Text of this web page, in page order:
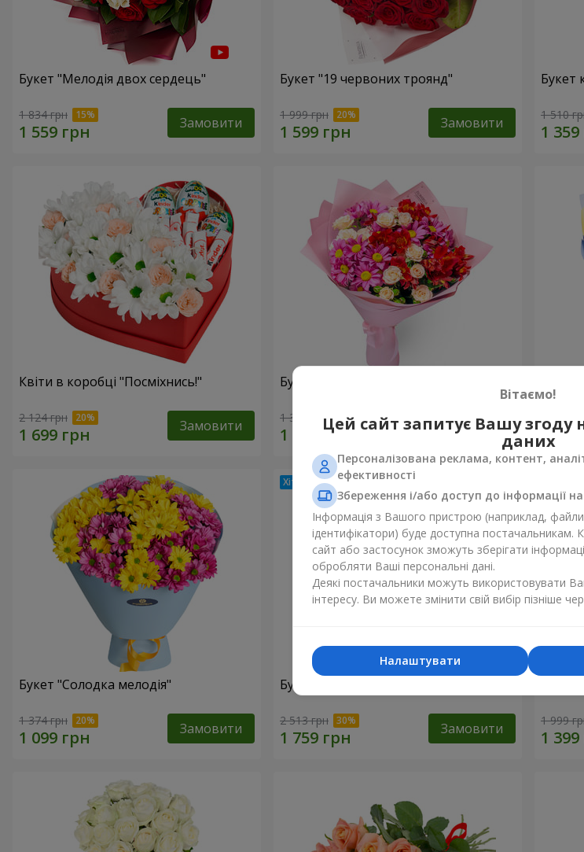
Букет "Мелодія двох сердець"
1 834 грн Замовити
Букет "19 червоних троянд"
1 999 грн Замовити
Букет
1 510
Квіти в коробці "Посміхнись!"
2 124 грн Замовити
Букет "Ніжне кохання"
1 399 грн Замовити 1 699
Букет "Солодка мелодія"
1 374 грн Замовити
Букет "Квітковий бал"
2 513 грн Замовити 1 999
Вітаємо!
Цей сайт запитує Вашу
даних
Персоналізована реклама, контент,
ефективності
Збереження і/або доступ до інформації
Інформація з Вашого пристрою (наприклад, файли
ідентифікатори) буде доступна постачальникам.
сайт або застосунок зможуть зберігати
обробляти Ваші персональні дані.
Деякі постачальники можуть використовувати
інтересу. Ви можете змінити свій вибір пізніше
Налаштувати